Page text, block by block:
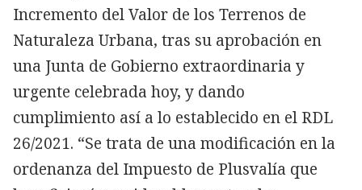
Incremento del Valor de los Terrenos de
Naturaleza Urbana, tras su aprobación en
una Junta de Gobierno extraordinaria y
urgente celebrada hoy, y dando
cumplimiento así a lo establecido en el RDL
26/2021. “Se trata de una modificación en la
ordenanza del Impuesto de Plusvalía que